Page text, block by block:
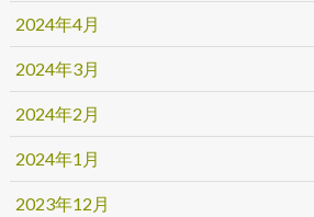
2024年4月
2024年3月
2024年2月
2024年1月
2023年12月